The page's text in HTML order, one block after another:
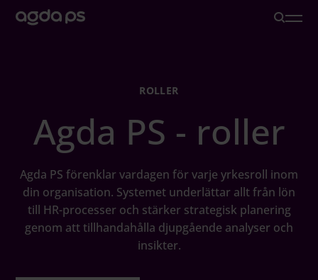
Branscher och Roller
Löneoutsourcing
Inspiration
ROLLER
Agda PS - roller
Agda PS förenklar vardagen för varje yrkesroll inom
din organisation. Systemet underlättar allt från lön
till HR-processer och stärker strategisk planering
genom att tillhandahålla djupgående analyser och
insikter.